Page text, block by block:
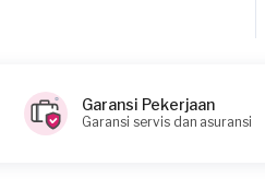
Fikri
Depok,
Garansi Pekerjaan
Garansi servis dan asuransi